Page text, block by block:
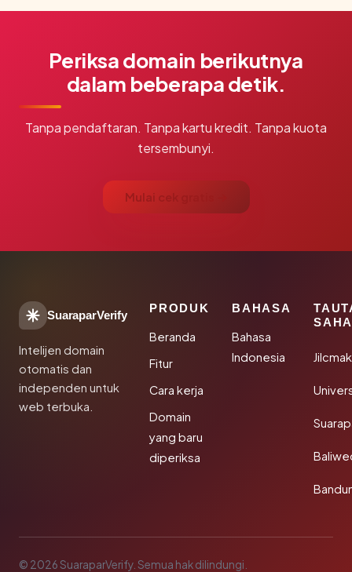
Periksa domain berikutnya
dalam beberapa detik.
Tanpa pendaftaran. Tanpa kartu kredit. Tanpa kuota
tersembunyi.
Mulai cek gratis →
SuaraparVerify
Intelijen domain
otomatis dan
independen untuk
web terbuka.
PRODUK
Beranda
Fitur
Cara kerja
Domain
yang baru
diperiksa
BAHASA
Bahasa
Indonesia
© 2026 SuaraparVerify. Semua hak dilindungi.